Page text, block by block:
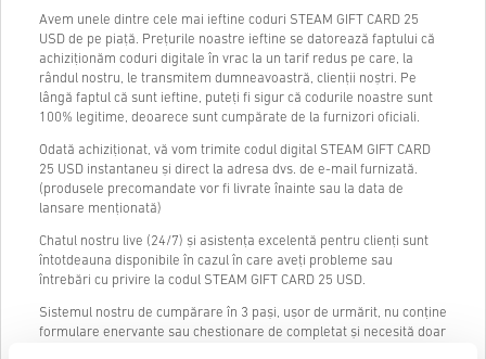
Avem unele dintre cele mai ieftine coduri STEAM GIFT CARD 25
USD de pe piață. Prețurile noastre ieftine se datorează faptului că
achiziționăm coduri digitale în vrac la un tarif redus pe care, la
rândul nostru, le transmitem dumneavoastră, clienții noștri. Pe
lângă faptul că sunt ieftine, puteți fi sigur că codurile noastre sunt
100% legitime, deoarece sunt cumpărate de la furnizori oficiali.
Odată achiziționat, vă vom trimite codul digital STEAM GIFT CARD
25 USD instantaneu și direct la adresa dvs. de e-mail furnizată.
(produsele precomandate vor fi livrate înainte sau la data de
lansare menționată)
Chatul nostru live (24/7) și asistența excelentă pentru clienți sunt
întotdeauna disponibile în cazul în care aveți probleme sau
întrebări cu privire la codul STEAM GIFT CARD 25 USD.
Sistemul nostru de cumpărare în 3 pași, ușor de urmărit, nu conține
formulare enervante sau chestionare de completat și necesită doar